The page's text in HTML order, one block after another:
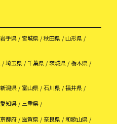
岩手県 宮城県 秋田県
山形県
埼玉県 千葉県 茨城県
栃木県
新潟県 富山県 石川県
福井県
愛知県
三重県
京都府 滋賀県 奈良県
和歌山県